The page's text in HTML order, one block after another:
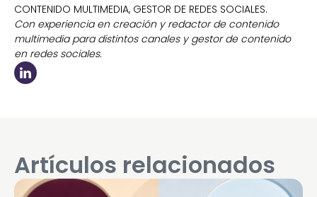
CONTENIDO MULTIMEDIA, GESTOR DE REDES SOCIALES.
Con experiencia en creación y redactor de contenido
multimedia para distintos canales y gestor de contenido
en redes sociales.
Artículos relacionados